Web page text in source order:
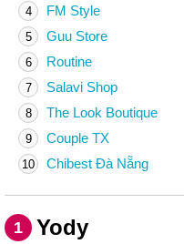
4 FM Style
5 Guu Store
6 Routine
7 Salavi Shop
8 The Look Boutique
9 Couple TX
10 Chibest Đà Nẵng
1 Yody